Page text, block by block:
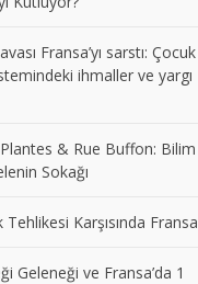
Fransa’yı sarstı: Çocuk
ihmaller ve yargı
& Rue Buffon: Bilim
Sokağı
Tehlikesi Karşısında Fransa
Geleneği ve Fransa’da 1